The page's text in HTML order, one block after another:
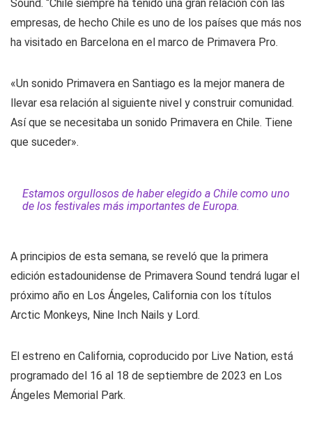
Sound. “Chile siempre ha tenido una gran relación con las
empresas, de hecho Chile es uno de los países que más nos
ha visitado en Barcelona en el marco de Primavera Pro.
«Un sonido Primavera en Santiago es la mejor manera de
llevar esa relación al siguiente nivel y construir comunidad.
Así que se necesitaba un sonido Primavera en Chile. Tiene
que suceder».
Estamos orgullosos de haber elegido a Chile como uno
de los festivales más importantes de Europa.
A principios de esta semana, se reveló que la primera
edición estadounidense de Primavera Sound tendrá lugar el
próximo año en Los Ángeles, California con los títulos
Arctic Monkeys, Nine Inch Nails y Lord.
El estreno en California, coproducido por Live Nation, está
programado del 16 al 18 de septiembre de 2023 en Los
Ángeles Memorial Park.